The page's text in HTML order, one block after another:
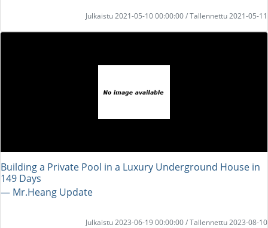
Julkaistu 2021-05-10 00:00:00 / Tallennettu 2021-05-11
Building a Private Pool in a Luxury Underground House in
149 Days
― Mr.Heang Update
Julkaistu 2023-06-19 00:00:00 / Tallennettu 2023-08-10